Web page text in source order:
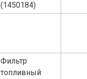
(1450184)
Фильтр
топливный